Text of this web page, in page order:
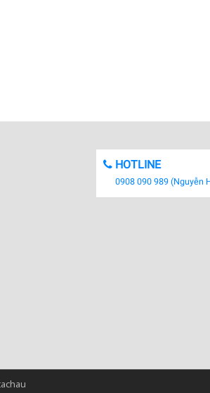
HOTLINE
0908 090 989 (Nguyễn